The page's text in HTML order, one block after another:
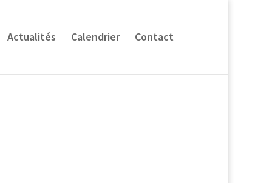
Actualités Calendrier Contact